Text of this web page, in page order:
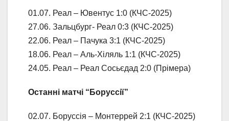
01.07. Реал – Ювентус 1:0 (КЧС-2025)
27.06. Зальцбург- Реал 0:3 (КЧС-2025)
22.06. Реал – Пачука 3:1 (КЧС-2025)
18.06. Реал – Аль-Хіляль 1:1 (КЧС-2025)
24.05. Реал – Реал Сосьєдад 2:0 (Прімера)
Останні матчі “Боруссії”
02.07. Боруссія – Монтеррей 2:1 (КЧС-2025)